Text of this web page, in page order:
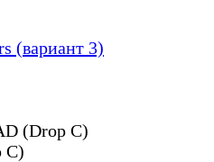
(вариант 3)
(Drop C)
C)